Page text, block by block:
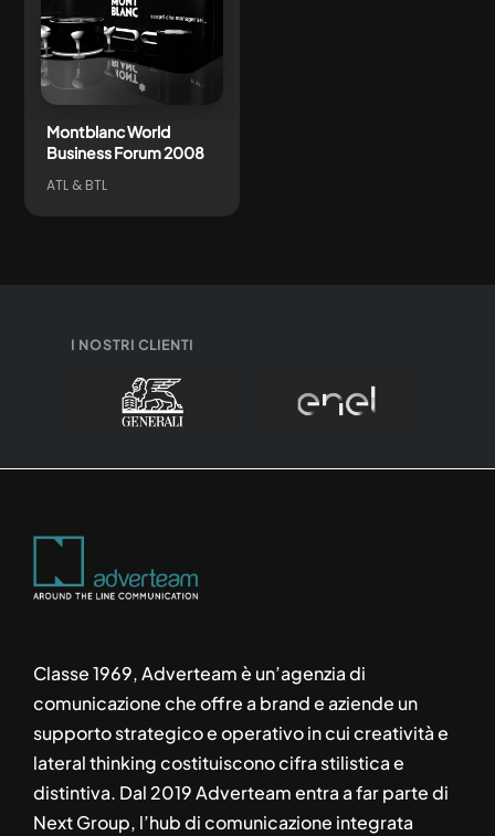
ATL & BTL
Montblanc World
Business Forum 2008
I NOSTRI CLIENTI
Classe 1969, Adverteam è un’agenzia di
comunicazione che offre a brand e aziende un
supporto strategico e operativo in cui creatività e
lateral thinking costituiscono cifra stilistica e
distintiva. Dal 2019 Adverteam entra a far parte di
Next Group, l’hub di comunicazione integrata